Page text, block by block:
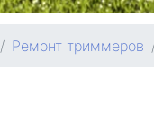
Ремонт триммеров